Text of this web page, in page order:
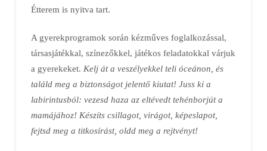
Étterem is nyitva tart.
A gyerekprogramok során kézműves foglalkozással,
társasjátékkal, színezőkkel, játékos feladatokkal várjuk
a gyerekeket. Kelj át a veszélyekkel teli óceánon, és
találd meg a biztonságot jelentő kiutat! Juss ki a
labirintusból: vezesd haza az eltévedt tehénborjút a
mamájához! Készíts csillagot, virágot, képeslapot,
fejtsd meg a titkosírást, oldd meg a rejtvényt!